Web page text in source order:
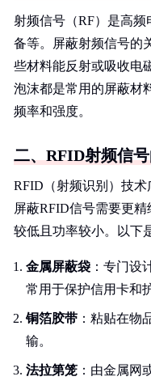
射频信号（RF）是高
备等。屏蔽射频信号的
些材料能反射或吸收电
泡沫都是常用的屏蔽材
频率和强度。
二、RFID射频信
RFID（射频识别）技术
屏蔽RFID信号需要更
较低且功率较小。以下
金属屏蔽袋 ：专门设
常用于保护信用卡和
铜箔胶带 ：粘贴在物
输。
法拉第笼 ：由金属网